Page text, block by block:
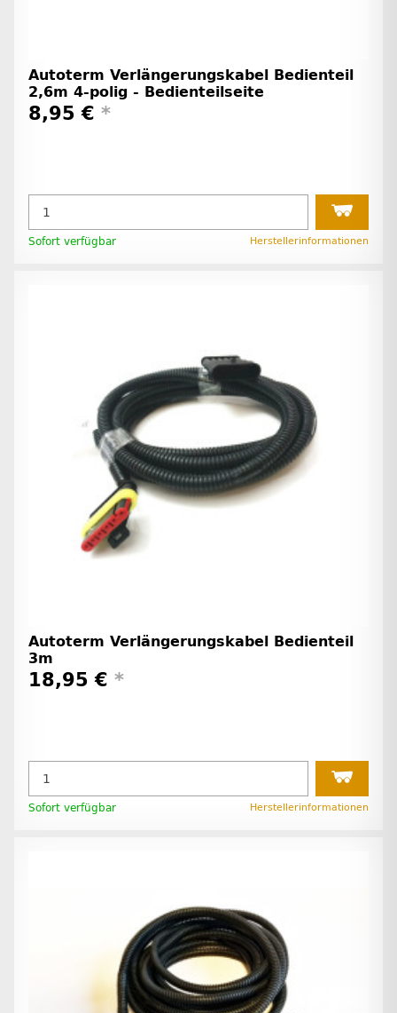
Autoterm Verlängerungskabel Bedienteil
2,6m 4-polig - Bedienteilseite
8,95 € *
Sofort verfügbar Herstellerinformationen
Autoterm Verlängerungskabel Bedienteil
3m
18,95 € *
Sofort verfügbar Herstellerinformationen